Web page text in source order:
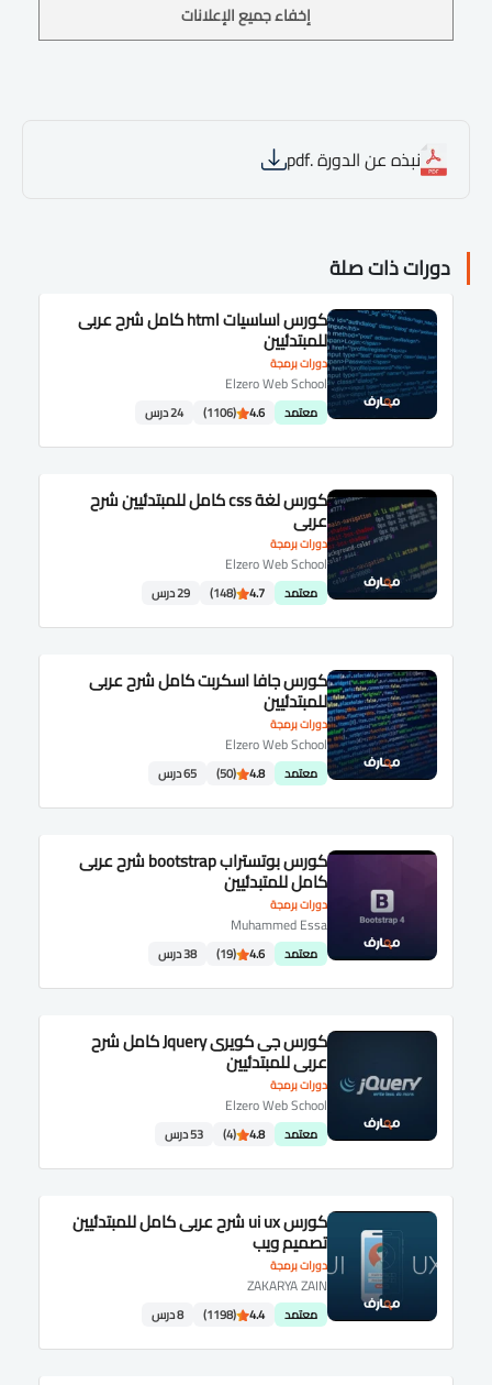
إخفاء جميع الإعلانات
نبذه عن الدورة .pdf
دورات ذات صلة
دورات برمجة
كورس اساسيات html كامل شرح عربى
للمبتدئيين
Elzero Web School
معتمد 4.6
(1106) 24 درس
دورات برمجة
كورس لغة css كامل للمبتدئيين شرح
عربى
Elzero Web School
معتمد 4.7
(148) 29 درس
دورات برمجة
كورس جافا اسكربت كامل شرح عربى
للمبتدئيين
Elzero Web School
معتمد 4.8
(50) 65 درس
دورات برمجة
كورس بوتستراب bootstrap شرح عربى
كامل للمتبدئيين
Muhammed Essa
معتمد 4.6
(19) 38 درس
دورات برمجة
كورس جى كويرى Jquery كامل شرح
عربى للمبتدئيين
Elzero Web School
معتمد 4.8
(4) 53 درس
دورات برمجة
كورس ui ux شرح عربى كامل للمبتدئيين
تصميم ويب
ZAKARYA ZAIN
معتمد 4.4
(1198) 8 درس